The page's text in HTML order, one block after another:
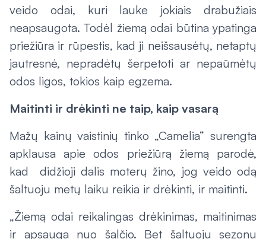
veido odai, kuri lauke jokiais drabužiais
neapsaugota. Todėl žiemą odai būtina ypatinga
priežiūra ir rūpestis, kad ji neišsausėtų, netaptų
jautresnė, nepradėtų šerpetoti ar nepaūmėtų
odos ligos, tokios kaip egzema.
Maitinti ir drėkinti ne taip, kaip vasarą
Mažų kainų vaistinių tinko „Camelia“ surengta
apklausa apie odos priežiūrą žiemą parodė,
kad didžioji dalis moterų žino, jog veido odą
šaltuoju metų laiku reikia ir drėkinti, ir maitinti.
„Žiemą odai reikalingas drėkinimas, maitinimas
ir apsauga nuo šalčio. Bet šaltuoju sezonu